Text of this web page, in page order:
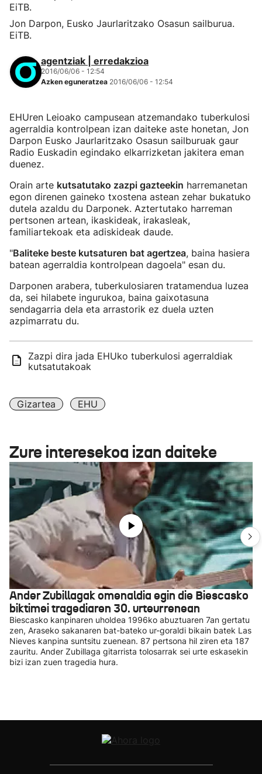
Jon Darpon, Eusko Jaurlaritzako Osasun sailburua.
EiTB.
agentziak | erredakzioa
2016/06/06 - 12:54
Azken eguneratzea 2016/06/06 - 12:54
EHUren Leioako campusean atzemandako tuberkulosi
agerraldia kontrolpean izan daiteke aste honetan, Jon
Darpon Eusko Jaurlaritzako Osasun sailburuak gaur
Radio Euskadin egindako elkarrizketan jakitera eman
duenez.
Orain arte kutsatutako zazpi gazteekin harremanetan
egon direnen gaineko txostena astean zehar bukatuko
dutela azaldu du Darponek. Aztertutako harreman
pertsonen artean, ikaskideak, irakasleak,
familiartekoak eta adiskideak daude.
"Baliteke beste kutsaturen bat agertzea, baina hasiera
batean agerraldia kontrolpean dagoela" esan du.
Darponen arabera, tuberkulosiaren tratamendua luzea
da, sei hilabete ingurukoa, baina gaixotasuna
sendagarria dela eta arrastorik ez duela uzten
azpimarratu du.
Zazpi dira jada EHUko tuberkulosi agerraldiak
kutsatutakoak
Gizartea EHU
Zure interesekoa izan daiteke
Ander Zubillagak omenaldia egin die Biescasko
biktimei tragediaren 30. urteurrenean
Biescasko kanpinaren uholdea 1996ko abuztuaren 7an gertatu
zen, Araseko sakanaren bat-bateko ur-goraldi bikain batek Las
Nieves kanpina suntsitu zuenean. 87 pertsona hil ziren eta 187
zauritu. Ander Zubillaga gitarrista tolosarrak sei urte eskasekin
bizi izan zuen tragedia hura.